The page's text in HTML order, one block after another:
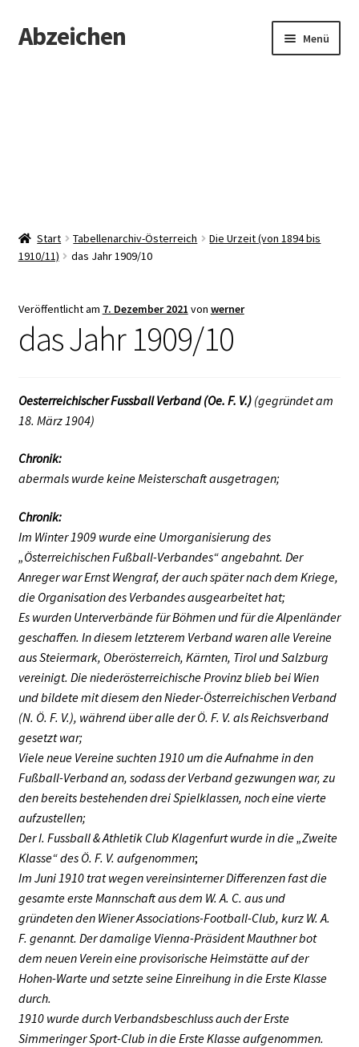
Zur
Navigation
Zum
Inhalt
Abzeichen Menü
Start Tabellenarchiv-Österreich
Die Urzeit (von 1894 bis
1910/11)
das Jahr 1909/10
Veröffentlicht am 7. Dezember 2021 von werner
das Jahr 1909/10
Oesterreichischer Fussball Verband (Oe. F. V.) (gegründet am
18. März 1904)
Chronik:
abermals wurde keine Meisterschaft ausgetragen;
Chronik:
Im Winter 1909 wurde eine Umorganisierung des
„Österreichischen Fußball-Verbandes“ angebahnt. Der
Anreger war Ernst Wengraf, der auch später nach dem Kriege,
die Organisation des Verbandes ausgearbeitet hat;
Es wurden Unterverbände für Böhmen und für die Alpenländer
geschaffen. In diesem letzterem Verband waren alle Vereine
aus Steiermark, Oberösterreich, Kärnten, Tirol und Salzburg
vereinigt. Die niederösterreichische Provinz blieb bei Wien
und bildete mit diesem den Nieder-Österreichischen Verband
(N. Ö. F. V.), während über alle der Ö. F. V. als Reichsverband
gesetzt war;
Viele neue Vereine suchten 1910 um die Aufnahme in den
Fußball-Verband an, sodass der Verband gezwungen war, zu
den bereits bestehenden drei Spielklassen, noch eine vierte
aufzustellen;
Der I. Fussball & Athletik Club Klagenfurt wurde in die „Zweite
Klasse“ des Ö. F. V. aufgenommen;
Im Juni 1910 trat wegen vereinsinterner Differenzen fast die
gesamte erste Mannschaft aus dem W. A. C. aus und
gründeten den Wiener Associations-Football-Club, kurz W. A.
F. genannt. Der damalige Vienna-Präsident Mauthner bot
dem neuen Verein eine provisorische Heimstätte auf der
Hohen-Warte und setzte seine Einreihung in die Erste Klasse
durch.
1910 wurde durch Verbandsbeschluss auch der Erste
Simmeringer Sport-Club in die Erste Klasse aufgenommen.